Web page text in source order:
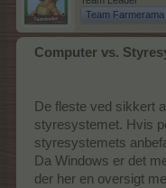
Team Farmerama
Computer vs.
De fleste ved sikkert
styresystemet. Hvis
styresystemets
Da Windows er det
der her en oversigt